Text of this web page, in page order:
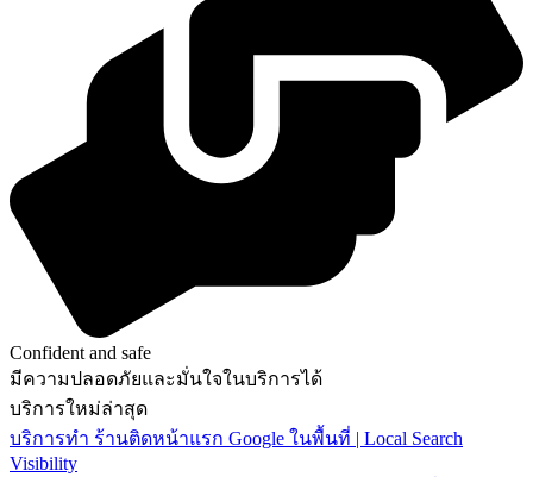
Confident and safe
มีความปลอดภัยและมั่นใจในบริการได้
บริการใหม่ล่าสุด
บริการทำ ร้านติดหน้าแรก Google ในพื้นที่ | Local Search
Visibility